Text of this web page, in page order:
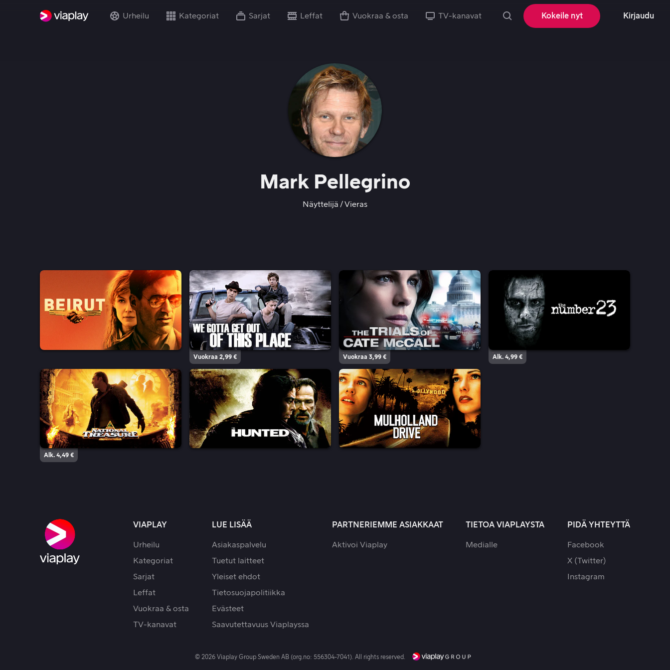
Urheilu Kategoriat Sarjat Leffat Vuokraa & osta TV-kanavat Kokeile nyt Kirjaudu
Mark Pellegrino
Näyttelijä Vieras
Vuokraa 2,99 € Vuokraa 3,99 € Alk. 4,99 €
Alk. 4,49 €
VIAPLAY
Urheilu
Kategoriat
Sarjat
Leffat
Vuokraa & osta
TV-kanavat
LUE LISÄÄ
Asiakaspalvelu
Tuetut laitteet
Yleiset ehdot
Tietosuojapolitiikka
Evästeet
Saavutettavuus Viaplayssa
PARTNERIEMME ASIAKKAAT
Aktivoi Viaplay
TIETOA VIAPLAYSTA
Medialle
PIDÄ YHTEYTTÄ
Facebook
X (Twitter)
Instagram
© 2026 Viaplay Group Sweden AB (org.no: 556304-7041). All rights reserved.